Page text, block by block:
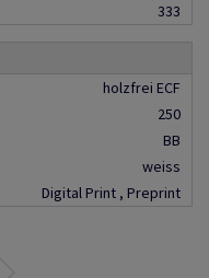
333
holzfrei ECF
250
BB
weiss
Digital Print , Preprint